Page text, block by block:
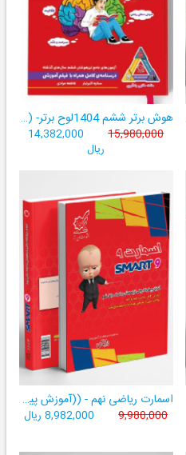
هوش برتر ششم 1404لوح برتر- ((ویژۀ آزمون تیزهوشان پایۀ ششم+ فیلم آموزشی + سامانۀ آزمون‌ساز رایگان))
15,980,000
14,382,000
ریال
اسمارت ریاضی نهم - ((آموزش پیشرفتۀ ریاضی تیزهوشان و نمونه‌دولتی نهم+ سامانۀ آزمون‌ساز آنلاین))
9,980,000 8,982,000 ریال